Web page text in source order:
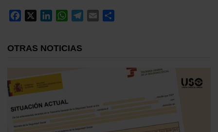
Facebook
LinkedInWhatsApp
Telegram
Email
OTRAS NOTICIAS